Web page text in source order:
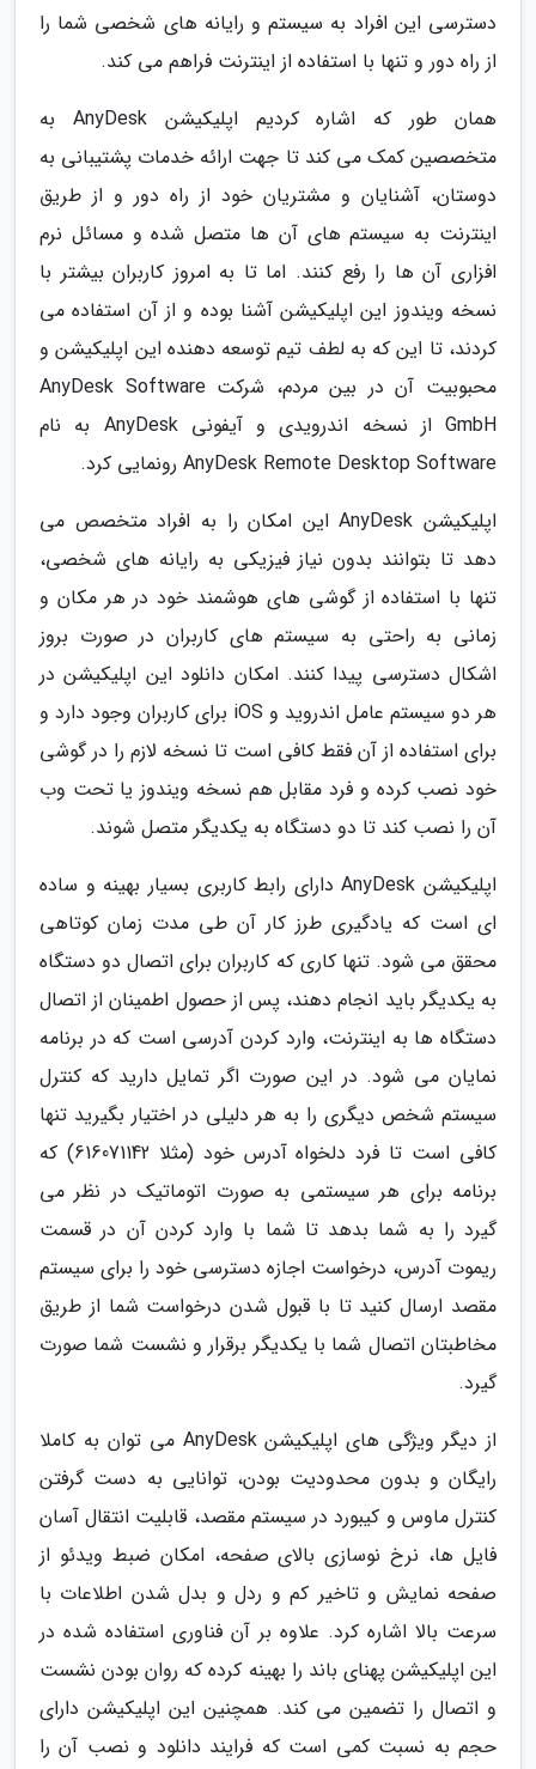
دسترسی این افراد به سیستم و رایانه های شخصی شما را
از راه دور و تنها با استفاده از اینترنت فراهم می کند.
همان طور که اشاره کردیم اپلیکیشن AnyDesk به
متخصصین کمک می کند تا جهت ارائه خدمات پشتیبانی به
دوستان، آشنایان و مشتریان خود از راه دور و از طریق
اینترنت به سیستم های آن ها متصل شده و مسائل نرم
افزاری آن ها را رفع کنند. اما تا به امروز کاربران بیشتر با
نسخه ویندوز این اپلیکیشن آشنا بوده و از آن استفاده می
کردند، تا این که به لطف تیم توسعه دهنده این اپلیکیشن و
محبوبیت آن در بین مردم، شرکت AnyDesk Software
GmbH از نسخه اندرویدی و آیفونی AnyDesk به نام
AnyDesk Remote Desktop Software رونمایی کرد.
اپلیکیشن AnyDesk این امکان را به افراد متخصص می
دهد تا بتوانند بدون نیاز فیزیکی به رایانه های شخصی،
تنها با استفاده از گوشی های هوشمند خود در هر مکان و
زمانی به راحتی به سیستم های کاربران در صورت بروز
اشکال دسترسی پیدا کنند. امکان دانلود این اپلیکیشن در
هر دو سیستم عامل اندروید و iOS برای کاربران وجود دارد و
برای استفاده از آن فقط کافی است تا نسخه لازم را در گوشی
خود نصب کرده و فرد مقابل هم نسخه ویندوز یا تحت وب
آن را نصب کند تا دو دستگاه به یکدیگر متصل شوند.
اپلیکیشن AnyDesk دارای رابط کاربری بسیار بهینه و ساده
ای است که یادگیری طرز کار آن طی مدت زمان کوتاهی
محقق می شود. تنها کاری که کاربران برای اتصال دو دستگاه
به یکدیگر باید انجام دهند، پس از حصول اطمینان از اتصال
دستگاه ها به اینترنت، وارد کردن آدرسی است که در برنامه
نمایان می شود. در این صورت اگر تمایل دارید که کنترل
سیستم شخص دیگری را به هر دلیلی در اختیار بگیرید تنها
کافی است تا فرد دلخواه آدرس خود (مثلا 616071142) که
برنامه برای هر سیستمی به صورت اتوماتیک در نظر می
گیرد را به شما بدهد تا شما با وارد کردن آن در قسمت
ریموت آدرس، درخواست اجازه دسترسی خود را برای سیستم
مقصد ارسال کنید تا با قبول شدن درخواست شما از طریق
مخاطبتان اتصال شما با یکدیگر برقرار و نشست شما صورت
گیرد.
از دیگر ویژگی های اپلیکیشن AnyDesk می توان به کاملا
رایگان و بدون محدودیت بودن، توانایی به دست گرفتن
کنترل ماوس و کیبورد در سیستم مقصد، قابلیت انتقال آسان
فایل ها، نرخ نوسازی بالای صفحه، امکان ضبط ویدئو از
صفحه نمایش و تاخیر کم و ردل و بدل شدن اطلاعات با
سرعت بالا اشاره کرد. علاوه بر آن فناوری استفاده شده در
این اپلیکیشن پهنای باند را بهینه کرده که روان بودن نشست
و اتصال را تضمین می کند. همچنین این اپلیکیشن دارای
حجم به نسبت کمی است که فرایند دانلود و نصب آن را